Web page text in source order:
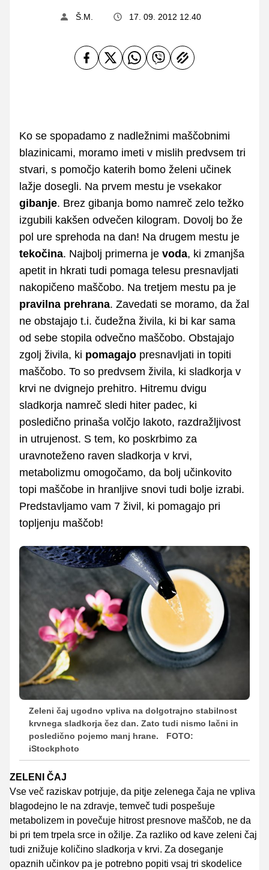
Š.M. 17. 09. 2012 12.40
Ko se spopadamo z nadležnimi maščobnimi
blazinicami, moramo imeti v mislih predvsem tri
stvari, s pomočjo katerih bomo želeni učinek
lažje dosegli. Na prvem mestu je vsekakor
gibanje. Brez gibanja bomo namreč zelo težko
izgubili kakšen odvečen kilogram. Dovolj bo že
pol ure sprehoda na dan! Na drugem mestu je
tekočina. Najbolj primerna je voda, ki zmanjša
apetit in hkrati tudi pomaga telesu presnavljati
nakopičeno maščobo. Na tretjem mestu pa je
pravilna prehrana. Zavedati se moramo, da žal
ne obstajajo t.i. čudežna živila, ki bi kar sama
od sebe stopila odvečno maščobo. Obstajajo
zgolj živila, ki pomagajo presnavljati in topiti
maščobo. To so predvsem živila, ki sladkorja v
krvi ne dvignejo prehitro. Hitremu dvigu
sladkorja namreč sledi hiter padec, ki
posledično prinaša volčjo lakoto, razdražljivost
in utrujenost. S tem, ko poskrbimo za
uravnoteženo raven sladkorja v krvi,
metabolizmu omogočamo, da bolj učinkovito
topi maščobe in hranljive snovi tudi bolje izrabi.
Predstavljamo vam 7 živil, ki pomagajo pri
topljenju maščob!
Zeleni čaj ugodno vpliva na dolgotrajno stabilnost
krvnega sladkorja čez dan. Zato tudi nismo lačni in
posledično pojemo manj hrane.
FOTO:
iStockphoto
ZELENI ČAJ
Vse več raziskav potrjuje, da pitje zelenega čaja ne vpliva
blagodejno le na zdravje, temveč tudi pospešuje
metabolizem in povečuje hitrost presnove maščob, ne da
bi pri tem trpela srce in ožilje. Za razliko od kave zeleni čaj
tudi znižuje količino sladkorja v krvi. Za doseganje
opaznih učinkov pa je potrebno popiti vsaj tri skodelice